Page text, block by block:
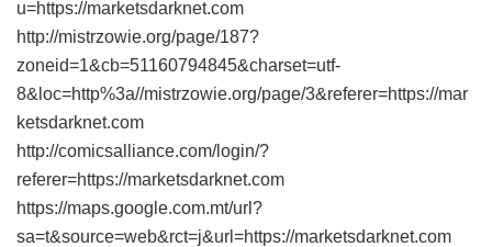
u=https://marketsdarknet.com
http://mistrzowie.org/page/187?
zoneid=1&cb=51160794845&charset=utf-
8&loc=http%3a//mistrzowie.org/page/3&referer=https://mar
ketsdarknet.com
http://comicsalliance.com/login/?
referer=https://marketsdarknet.com
https://maps.google.com.mt/url?
sa=t&source=web&rct=j&url=https://marketsdarknet.com